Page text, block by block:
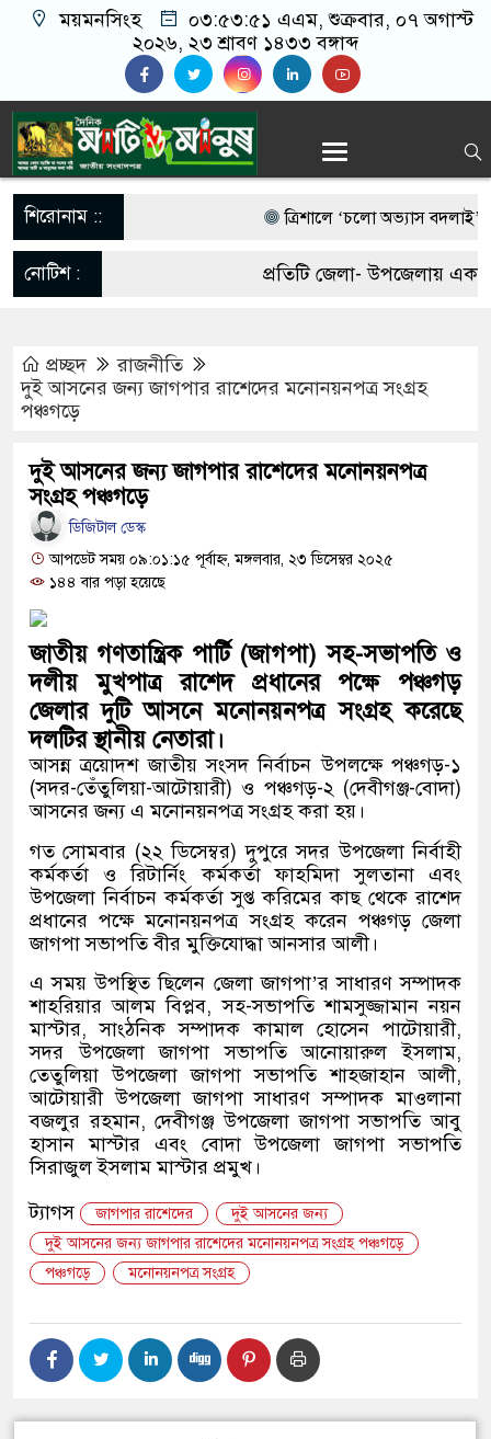
ময়মনসিংহ ০৩:৫৩:৫২ এএম, শুক্রবার, ০৭ অগাস্ট
২০২৬, ২৩ শ্রাবণ ১৪৩৩ বঙ্গাব্দ
শিরোনাম :: ‎ত্রিশালে ‘চলো অভ্যাস বদলাই’
আওয়ামী লীগের নিষেধাজ্ঞা
ভারী বৃষ্টিতে ছেপটখালীর একমাত্র
আওয়ামী লীগ আমলে এক
আমানতকারী বিপাকে জানিয়েছে গভর্নর
সরকারকে ব্যর্থ করতে দেশের
বলেছেন রিজভী
দেশের বাজারে ফের বড় ধাক্কা: এক
বিচার প্রক্রিয়া শুরু: হাছান-
আজ
নোটিশ :
প্রতিটি জেলা- উপজেলায় একজন
প্রচ্ছদ
রাজনীতি
দুই আসনের জন্য জাগপার রাশেদের মনোনয়নপত্র সংগ্রহ
পঞ্চগড়ে
দুই আসনের জন্য জাগপার রাশেদের মনোনয়নপত্র
সংগ্রহ পঞ্চগড়ে
ডিজিটাল ডেস্ক
আপডেট সময় ০৯:০১:১৫ পূর্বাহ্ন, মঙ্গলবার, ২৩ ডিসেম্বর ২০২৫
১৪৪ বার পড়া হয়েছে
জাতীয় গণতান্ত্রিক পার্টি (জাগপা) সহ-সভাপতি ও
দলীয় মুখপাত্র রাশেদ প্রধানের পক্ষে পঞ্চগড়
জেলার দুটি আসনে মনোনয়নপত্র সংগ্রহ করেছে
দলটির স্থানীয় নেতারা।
আসন্ন ত্রয়োদশ জাতীয় সংসদ নির্বাচন উপলক্ষে পঞ্চগড়-১
(সদর-তেঁতুলিয়া-আটোয়ারী) ও পঞ্চগড়-২ (দেবীগঞ্জ-বোদা)
আসনের জন্য এ মনোনয়নপত্র সংগ্রহ করা হয়।
গত সোমবার (২২ ডিসেম্বর) দুপুরে সদর উপজেলা নির্বাহী
কর্মকর্তা ও রিটার্নিং কর্মকর্তা ফাহমিদা সুলতানা এবং
উপজেলা নির্বাচন কর্মকর্তা সুপ্ত করিমের কাছ থেকে রাশেদ
প্রধানের পক্ষে মনোনয়নপত্র সংগ্রহ করেন পঞ্চগড় জেলা
জাগপা সভাপতি বীর মুক্তিযোদ্ধা আনসার আলী।
এ সময় উপস্থিত ছিলেন জেলা জাগপা’র সাধারণ সম্পাদক
শাহরিয়ার আলম বিপ্লব, সহ-সভাপতি শামসুজ্জামান নয়ন
মাস্টার, সাংঠনিক সম্পাদক কামাল হোসেন পাটোয়ারী,
সদর উপজেলা জাগপা সভাপতি আনোয়ারুল ইসলাম,
তেতুলিয়া উপজেলা জাগপা সভাপতি শাহজাহান আলী,
আটোয়ারী উপজেলা জাগপা সাধারণ সম্পাদক মাওলানা
বজলুর রহমান, দেবীগঞ্জ উপজেলা জাগপা সভাপতি আবু
হাসান মাস্টার এবং বোদা উপজেলা জাগপা সভাপতি
সিরাজুল ইসলাম মাস্টার প্রমুখ।
ট্যাগস
জাগপার রাশেদের
দুই আসনের জন্য
দুই আসনের জন্য জাগপার রাশেদের মনোনয়নপত্র সংগ্রহ পঞ্চগড়ে
পঞ্চগড়ে
মনোনয়নপত্র সংগ্রহ